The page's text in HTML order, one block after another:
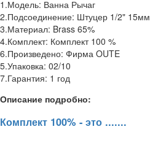
1.Модель: Ванна Рычаг
2.Подсоединение: Штуцер 1/2" 15мм
3.Материал: Brass 65%
4.Комплект: Комплект 100 %
6.Произведено: Фирма OUTE
5.Упаковка: 02/10
7.Гарантия: 1 год
Описание подробно:
Комплект 100% - это .......